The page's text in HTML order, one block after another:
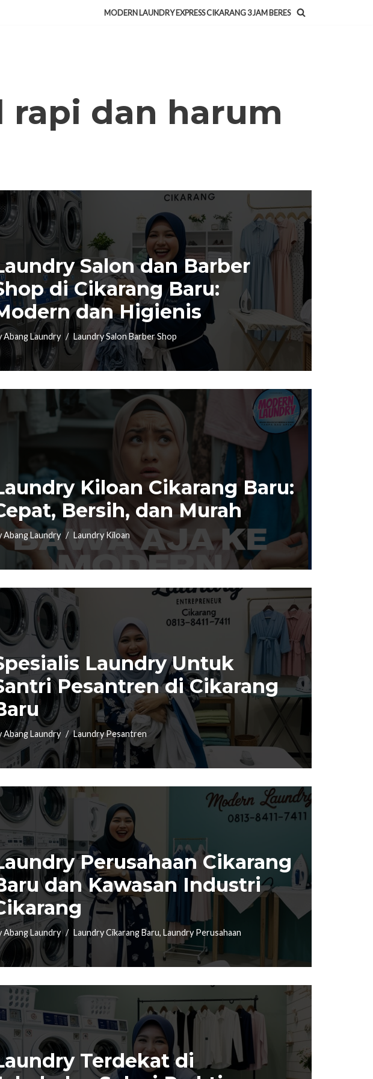
MODERN LAUNDRY EXPRESS CIKARANG 3 JAM BERES
rapi dan harum
Salon dan Barber
di Cikarang Baru:
dan Higienis
Abang Laundry Laundry Salon Barber Shop
Kiloan Cikarang Baru:
Bersih, dan Murah
Abang Laundry Laundry Kiloan
Laundry Untuk
Pesantren di Cikarang
Abang Laundry Laundry Pesantren
Perusahaan Cikarang
dan Kawasan Industri
Abang Laundry Laundry Cikarang Baru, Laundry Perusahaan
Terdekat di